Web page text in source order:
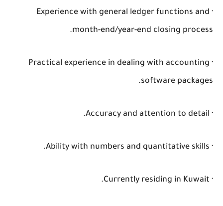
· Experience with general ledger functions and
month-end/year-end closing process.
· Practical experience in dealing with accounting
software packages.
· Accuracy and attention to detail.
· Ability with numbers and quantitative skills.
· Currently residing in Kuwait.